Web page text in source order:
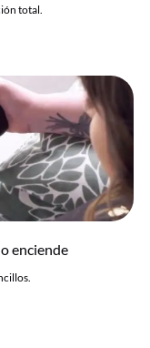
total.
enciende